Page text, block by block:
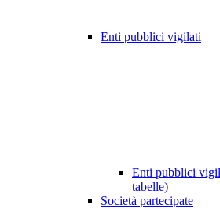
Enti pubblici vigilati
Enti pubblici
tabelle)
Società partecipate